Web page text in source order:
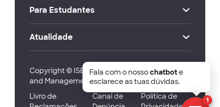
Para Estudantes
Atualidade
Copyright © ISEG Lisbon School of Economics
and Management 2026
Livro de
Canal de
Política de
1
Fala com o nossochatbote
esclarece as tuas dúvidas.